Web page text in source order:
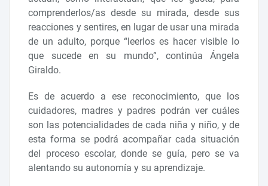
comprenderlos/as desde su mirada, desde sus
reacciones y sentires, en lugar de usar una mirada
de un adulto, porque “leerlos es hacer visible lo
que sucede en su mundo”, continúa Ángela
Giraldo.
Es de acuerdo a ese reconocimiento, que los
cuidadores, madres y padres podrán ver cuáles
son las potencialidades de cada niña y niño, y de
esta forma se podrá acompañar cada situación
del proceso escolar, donde se guía, pero se va
alentando su autonomía y su aprendizaje.